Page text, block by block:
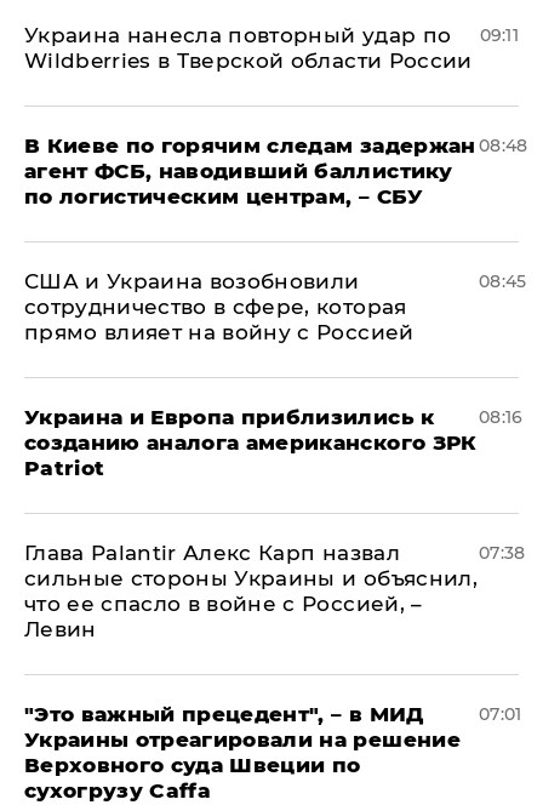
Украина нанесла повторный удар по
Wildberries в Тверской области России
09:11
В Киеве по горячим следам задержан
агент ФСБ, наводивший баллистику
по логистическим центрам, – СБУ
08:48
США и Украина возобновили
сотрудничество в сфере, которая
прямо влияет на войну с Россией
08:45
Украина и Европа приблизились к
созданию аналога американского ЗРК
Patriot
08:16
Глава Palantir Алекс Карп назвал
сильные стороны Украины и объяснил,
что ее спасло в войне с Россией, –
Левин
07:38
"Это важный прецедент", – в МИД
Украины отреагировали на решение
Верховного суда Швеции по
сухогрузу Caffa
07:01